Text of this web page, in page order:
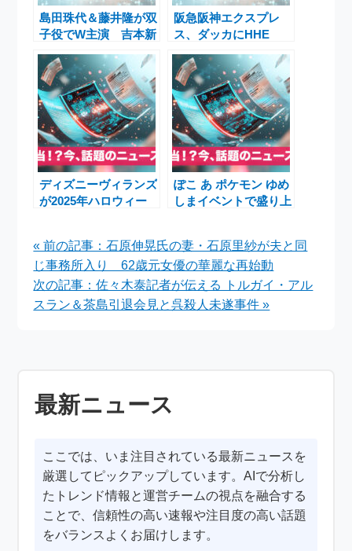
島田珠代＆藤井隆が双
子役でW主演 吉本新
「リトル・ツインズ」
開催決定
阪急阪神エクスプレ
ス、ダッカにHHE
BANGLADESH設立
ディズニーヴィランズ
が2025年ハロウィー
ナー限定スイーツなど
話題のアイテム続々
ぽこ あ ポケモン ゆめ
しまイベントで盛り上
« 前の記事：石原伸晃氏の妻・石原里紗が夫と同
じ事務所入り 62歳元女優の華麗な再始動
次の記事：佐々木泰記者が伝える トルガイ・アル
スラン＆茶島引退会見と呉殺人未遂事件 »
最新ニュース
ここでは、いま注目されている最新ニュースを
厳選してピックアップしています。AIで分析し
たトレンド情報と運営チームの視点を融合する
ことで、信頼性の高い速報や注目度の高い話題
をバランスよくお届けします。